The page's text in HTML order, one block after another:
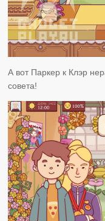
А вот Паркер к Клэр
совета!